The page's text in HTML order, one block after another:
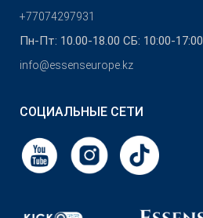
+77074297931
Пн-Пт: 10.00-18.00 СБ: 10:00-17:00
info@essenseurope.kz
СОЦИАЛЬНЫЕ СЕТИ